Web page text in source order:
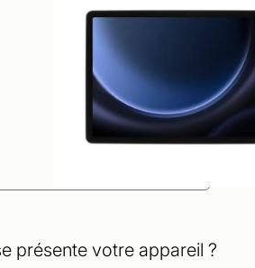
présente votre appareil ?